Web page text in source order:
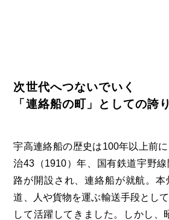
次世代へつないでいく
「連絡船の町」としての誇り
宇高連絡船の歴史は100年以上前
治43（1910）年、国有鉄道宇野
路が開設され、連絡船が就航。
道、人や貨物を運ぶ輸送手段とし
して活躍してきました。しかし、